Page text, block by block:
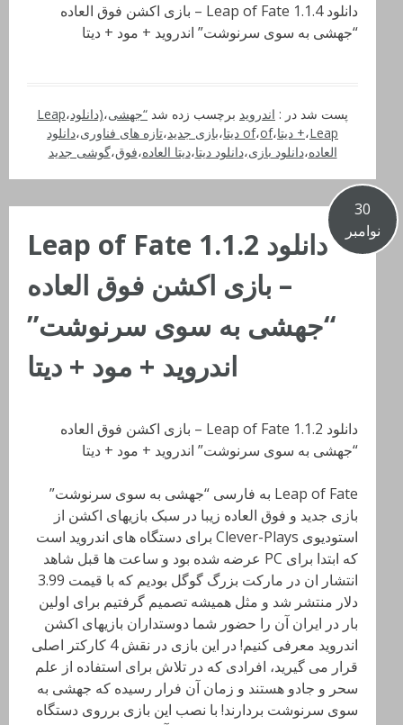
دانلود Leap of Fate 1.1.4 – بازی اکشن فوق العاده
“جهشی به سوی سرنوشت” اندروید + مود + دیتا
پست شد در : اندروید برچسب زده شد “جهشی،(دانلود،Leap
+،Leap دیتا ، of،of دیتا ،بازی جدید،تازه های فناوری،دانلود
العاده،دانلود بازی،دانلود دیتا،دیتا العاده،فوق،گوشی جدید
30
نوامبر
دانلود Leap of Fate 1.1.2
– بازی اکشن فوق العاده
“جهشی به سوی سرنوشت”
اندروید + مود + دیتا
دانلود Leap of Fate 1.1.2 – بازی اکشن فوق العاده
“جهشی به سوی سرنوشت” اندروید + مود + دیتا
Leap of Fate به فارسی “جهشی به سوی سرنوشت”
بازی جدید و فوق العاده زیبا در سبک بازیهای اکشن از
استودیوی Clever-Plays برای دستگاه های اندروید است
که ابتدا برای PC عرضه شده بود و ساعت ها قبل شاهد
انتشار ان در مارکت بزرگ گوگل بودیم که با قیمت 3.99
دلار منتشر شد و مثل همیشه تصمیم گرفتیم برای اولین
بار در ایران آن را حضور شما دوستداران بازیهای اکشن
اندروید معرفی کنیم! در این بازی در نقش 4 کارکتر اصلی
قرار می گیرید، افرادی که در تلاش برای استفاده از علم
سحر و جادو هستند و زمان آن فرار رسیده که جهشی به
سوی سرنوشت بردارند! با نصب این بازی برروی دستگاه